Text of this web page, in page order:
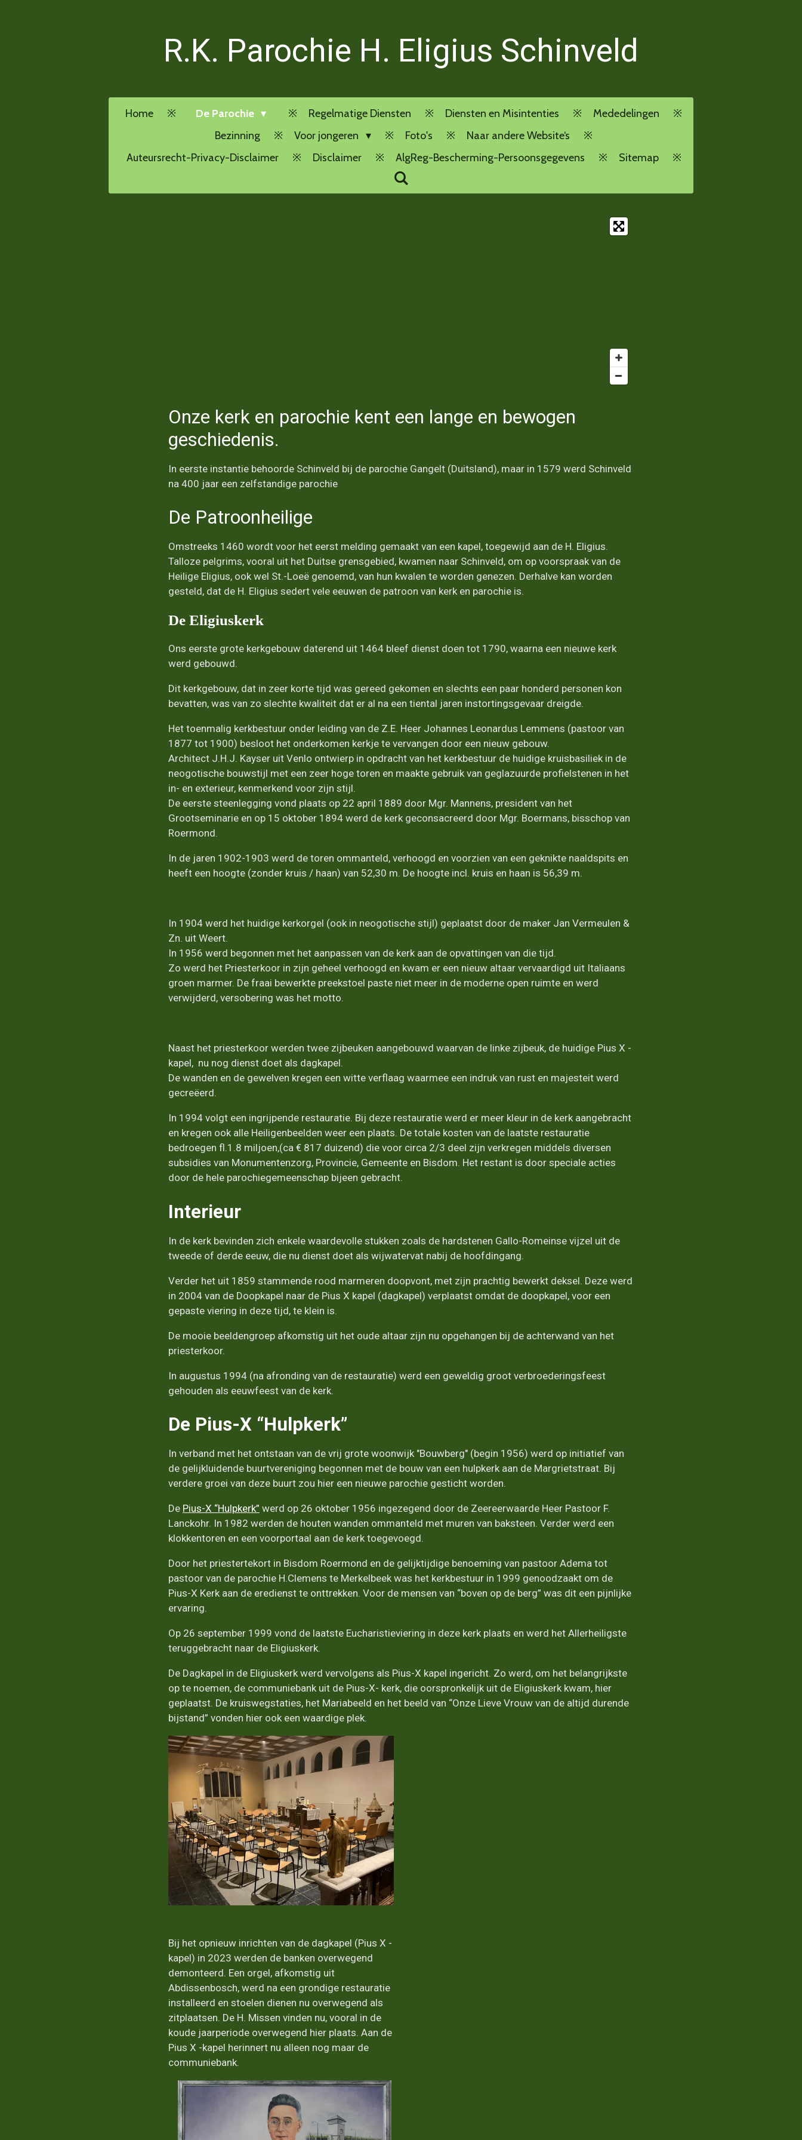
R.K. Parochie H. Eligius Schinveld
Home De Parochie Regelmatige Diensten Diensten en Misintenties
Mededelingen
Bezinning
Voor jongeren Foto's
Naar andere Website‘s
Auteursrecht-Privacy-Disclaimer
Disclaimer AlgReg-Bescherming-Persoonsgegevens Sitemap
Onze kerk en parochie kent een lange en bewogen
geschiedenis.
In eerste instantie behoorde Schinveld bij de parochie Gangelt (Duitsland), maar in 1579 werd Schinveld
na 400 jaar een zelfstandige parochie
De Patroonheilige
Omstreeks 1460 wordt voor het eerst melding gemaakt van een kapel, toegewijd aan de H. Eligius.
Talloze pelgrims, vooral uit het Duitse grensgebied, kwamen naar Schinveld, om op voorspraak van de
Heilige Eligius, ook wel St.-Loeë genoemd, van hun kwalen te worden genezen. Derhalve kan worden
gesteld, dat de H. Eligius sedert vele eeuwen de patroon van kerk en parochie is.
De Eligiuskerk
Ons eerste grote kerkgebouw daterend uit 1464 bleef dienst doen tot 1790, waarna een nieuwe kerk
werd gebouwd.
Dit kerkgebouw, dat in zeer korte tijd was gereed gekomen en slechts een paar honderd personen kon
bevatten, was van zo slechte kwaliteit dat er al na een tiental jaren instortingsgevaar dreigde.
Het toenmalig kerkbestuur onder leiding van de Z.E. Heer Johannes Leonardus Lemmens (pastoor van
1877 tot 1900) besloot het onderkomen kerkje te vervangen door een nieuw gebouw.
Architect J.H.J. Kayser uit Venlo ontwierp in opdracht van het kerkbestuur de huidige kruisbasiliek in de
neogotische bouwstijl met een zeer hoge toren en maakte gebruik van geglazuurde profielstenen in het
in- en exterieur, kenmerkend voor zijn stijl.
De eerste steenlegging vond plaats op 22 april 1889 door Mgr. Mannens, president van het
Grootseminarie en op 15 oktober 1894 werd de kerk geconsacreerd door Mgr. Boermans, bisschop van
Roermond.
In de jaren 1902-1903 werd de toren ommanteld, verhoogd en voorzien van een geknikte naaldspits en
heeft een hoogte (zonder kruis / haan) van 52,30 m. De hoogte incl. kruis en haan is 56,39 m.
In 1904 werd het huidige kerkorgel (ook in neogotische stijl) geplaatst door de maker Jan Vermeulen &
Zn. uit Weert.
In 1956 werd begonnen met het aanpassen van de kerk aan de opvattingen van die tijd.
Zo werd het Priesterkoor in zijn geheel verhoogd en kwam er een nieuw altaar vervaardigd uit Italiaans
groen marmer. De fraai bewerkte preekstoel paste niet meer in de moderne open ruimte en werd
verwijderd, versobering was het motto.
Naast het priesterkoor werden twee zijbeuken aangebouwd waarvan de linke zijbeuk, de huidige Pius X -
kapel, nu nog dienst doet als dagkapel.
De wanden en de gewelven kregen een witte verflaag waarmee een indruk van rust en majesteit werd
gecreëerd.
In 1994 volgt een ingrijpende restauratie. Bij deze restauratie werd er meer kleur in de kerk aangebracht
en kregen ook alle Heiligenbeelden weer een plaats. De totale kosten van de laatste restauratie
bedroegen fl.1.8 miljoen,(ca € 817 duizend) die voor circa 2/3 deel zijn verkregen middels diversen
subsidies van Monumentenzorg, Provincie, Gemeente en Bisdom. Het restant is door speciale acties
door de hele parochiegemeenschap bijeen gebracht.
Interieur
In de kerk bevinden zich enkele waardevolle stukken zoals de hardstenen Gallo-Romeinse vijzel uit de
tweede of derde eeuw, die nu dienst doet als wijwatervat nabij de hoofdingang.
Verder het uit 1859 stammende rood marmeren doopvont, met zijn prachtig bewerkt deksel. Deze werd
in 2004 van de Doopkapel naar de Pius X kapel (dagkapel) verplaatst omdat de doopkapel, voor een
gepaste viering in deze tijd, te klein is.
De mooie beeldengroep afkomstig uit het oude altaar zijn nu opgehangen bij de achterwand van het
priesterkoor.
In augustus 1994 (na afronding van de restauratie) werd een geweldig groot verbroederingsfeest
gehouden als eeuwfeest van de kerk.
De Pius-X “Hulpkerk”
In verband met het ontstaan van de vrij grote woonwijk "Bouwberg" (begin 1956) werd op initiatief van
de gelijkluidende buurtvereniging begonnen met de bouw van een hulpkerk aan de Margrietstraat. Bij
verdere groei van deze buurt zou hier een nieuwe parochie gesticht worden.
De Pius-X “Hulpkerk” werd op 26 oktober 1956 ingezegend door de Zeereerwaarde Heer Pastoor F.
Lanckohr. In 1982 werden de houten wanden ommanteld met muren van baksteen. Verder werd een
klokkentoren en een voorportaal aan de kerk toegevoegd.
Door het priestertekort in Bisdom Roermond en de gelijktijdige benoeming van pastoor Adema tot
pastoor van de parochie H.Clemens te Merkelbeek was het kerkbestuur in 1999 genoodzaakt om de
Pius-X Kerk aan de eredienst te onttrekken. Voor de mensen van “boven op de berg” was dit een pijnlijke
ervaring.
Op 26 september 1999 vond de laatste Eucharistieviering in deze kerk plaats en werd het Allerheiligste
teruggebracht naar de Eligiuskerk.
De Dagkapel in de Eligiuskerk werd vervolgens als Pius-X kapel ingericht. Zo werd, om het belangrijkste
op te noemen, de communiebank uit de Pius-X- kerk, die oorspronkelijk uit de Eligiuskerk kwam, hier
geplaatst. De kruiswegstaties, het Mariabeeld en het beeld van “Onze Lieve Vrouw van de altijd durende
bijstand” vonden hier ook een waardige plek.
Bij het opnieuw inrichten van de dagkapel (Pius X -
kapel) in 2023 werden de banken overwegend
demonteerd. Een orgel, afkomstig uit
Abdissenbosch, werd na een grondige restauratie
installeerd en stoelen dienen nu overwegend als
zitplaatsen. De H. Missen vinden nu, vooral in de
koude jaarperiode overwegend hier plaats. Aan de
Pius X -kapel herinnert nu alleen nog maar de
communiebank.